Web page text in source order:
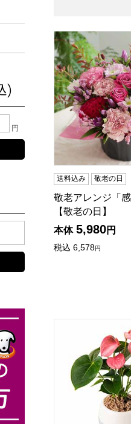
敬老アレンジ「
送料込み 敬老の日
敬老アレンジ「
【敬老の日】
本体 5,980円
税込 6,578円
)
どちらか１つまたは両方に
円
ードを入力してください。